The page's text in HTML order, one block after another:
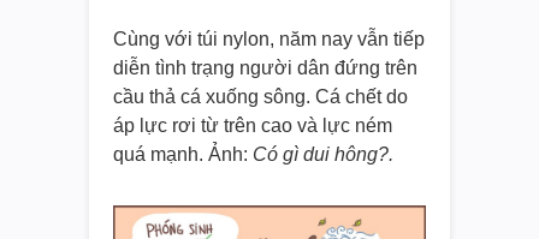
Cùng với túi nylon, năm nay vẫn tiếp
diễn tình trạng người dân đứng trên
cầu thả cá xuống sông. Cá chết do
áp lực rơi từ trên cao và lực ném
quá mạnh. Ảnh: Có gì dui hông?.